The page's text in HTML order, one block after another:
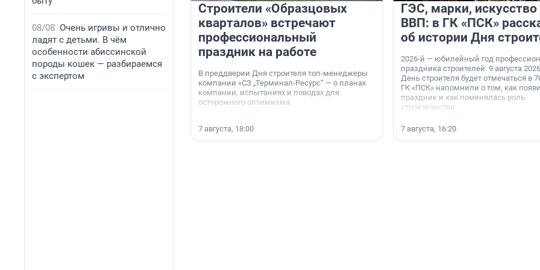
08/08 Очень игривы и отлично
ладят с детьми. В чём
особенности абиссинской
породы кошек — разбираемся
с экспертом
Строители «Образцовых
кварталов» встречают
профессиональный
праздник на работе
В преддверии Дня строителя топ-менеджеры
компании «СЗ „Терминал-Ресурс“ — о планах
компании, испытаниях и поводах для
осторожного оптимизма.
7 августа, 18:00
ГЭС, марки, искусство
ВВП: в ГК «ПСК»
об истории Дня
2026-й — юбилейный год
праздника строителей. 9 августа
День строителя будет отмечаться в
ГК «ПСК» напомнили о том, как
праздник и как поменялась роль
строительства.
7 августа, 16:20